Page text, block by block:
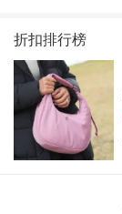
折扣排行榜